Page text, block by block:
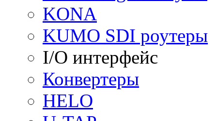
KONA
KUMO SDI роутеры
I/O интерфейс
Конвертеры
HELO